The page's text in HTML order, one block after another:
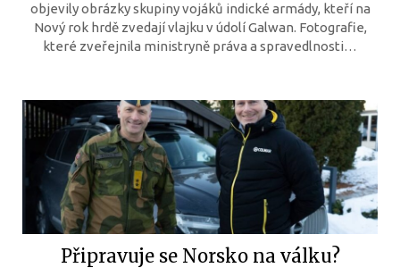
objevily obrázky skupiny vojáků indické armády, kteří na
Nový rok hrdě zvedají vlajku v údolí Galwan. Fotografie,
které zveřejnila ministryně práva a spravedlnosti…
Připravuje se Norsko na válku?